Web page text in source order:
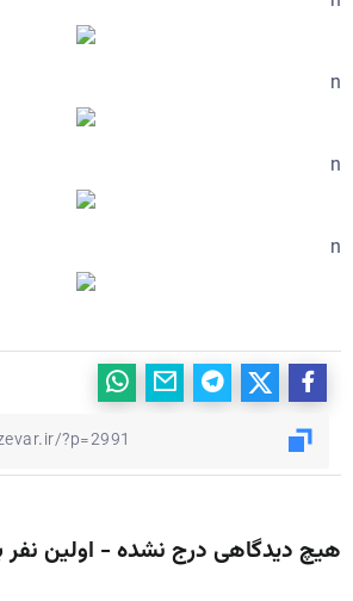
n
n
n
هیچ دیدگاهی درج نشده - اولین نفر